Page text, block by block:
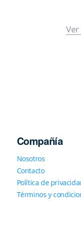
Compañía
Nosotros
Contacto
Política de
Términos y